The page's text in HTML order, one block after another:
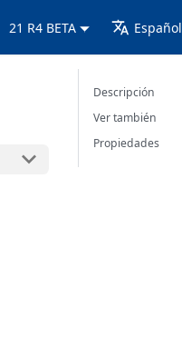
21 R4 BETA Español
Descripción
Ver también
Propiedades